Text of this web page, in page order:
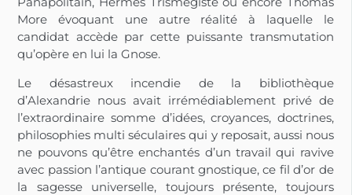
More évoquant une autre réalité à laquelle le
candidat accède par cette puissante transmutation
qu’opère en lui la Gnose.
Le désastreux incendie de la bibliothèque
d’Alexandrie nous avait irrémédiablement privé de
l’extraordinaire somme d’idées, croyances, doctrines,
philosophies multi séculaires qui y reposait, aussi nous
ne pouvons qu’être enchantés d’un travail qui ravive
avec passion l’antique courant gnostique, ce fil d’or de
la sagesse universelle, toujours présente, toujours